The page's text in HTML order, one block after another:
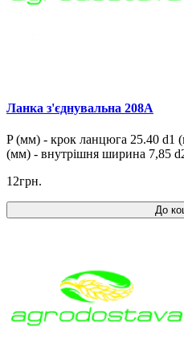
Ланка з'єднувальна 208A
P (мм) - крок ланцюга 25.40 d1
(мм) - внутрішня ширина 7,85
12грн.
До